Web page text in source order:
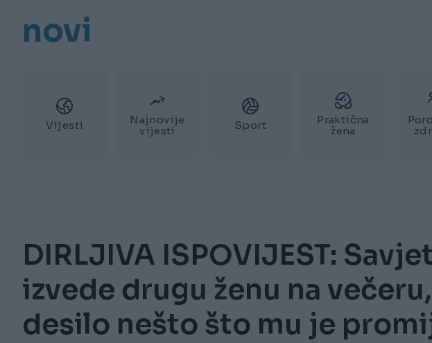
novi
Vijesti
Najnovije
vijesti
Sport
Praktična
žena
DIRLJIVA ISPOVIJEST:
izvede drugu ženu na
desilo nešto što mu je